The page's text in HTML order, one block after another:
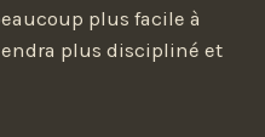
plus facile à
plus discipliné et